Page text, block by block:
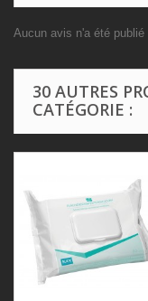
Aucun avis n'a été publié
30 AUTRES
CATÉGORIE :